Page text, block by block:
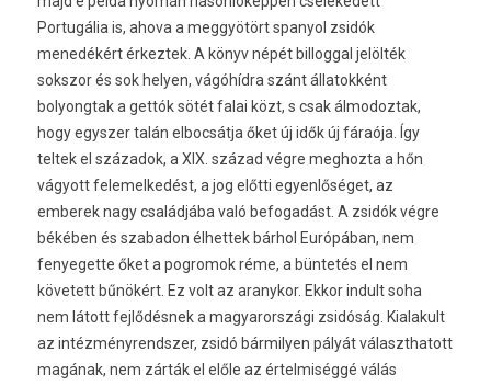
Portugália is, ahova a meggyötört spanyol zsidók
menedékért érkeztek. A könyv népét billoggal jelölték
sokszor és sok helyen, vágóhídra szánt állatokként
bolyongtak a gettók sötét falai közt, s csak álmodoztak,
hogy egyszer talán elbocsátja őket új idők új fáraója. Így
teltek el századok, a XIX. század végre meghozta a hőn
vágyott felemelkedést, a jog előtti egyenlőséget, az
emberek nagy családjába való befogadást. A zsidók végre
békében és szabadon élhettek bárhol Európában, nem
fenyegette őket a pogromok réme, a büntetés el nem
követett bűnökért. Ez volt az aranykor. Ekkor indult soha
nem látott fejlődésnek a magyarországi zsidóság. Kialakult
az intézményrendszer, zsidó bármilyen pályát választhatott
magának, nem zárták el előle az értelmiséggé válás